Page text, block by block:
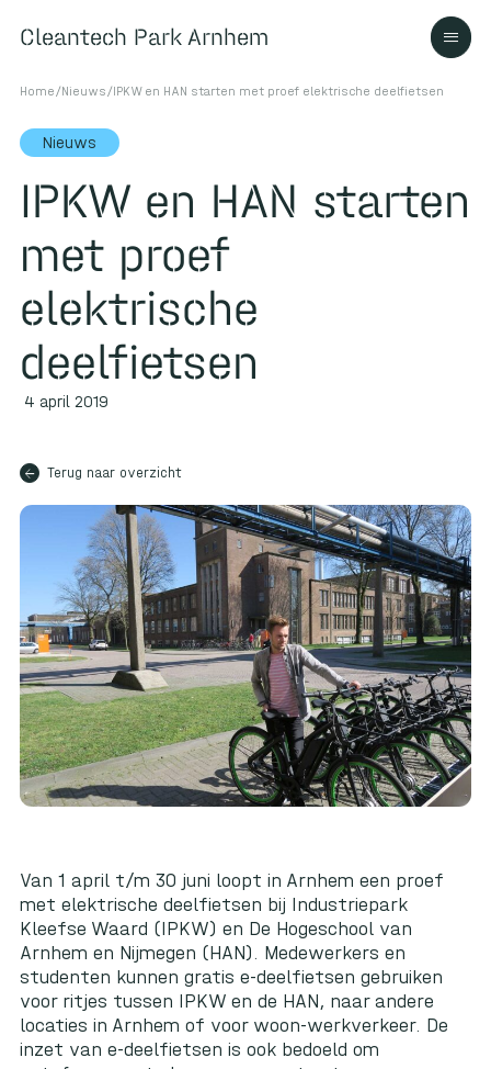
Cleantech Park Arnhem
Home /Nieuws /IPKW en HAN starten met proef elektrische deelfietsen
Nieuws
IPKW en HAN starten
met proef
elektrische
deelfietsen
4 april 2019
arrow_back Terug naar overzicht
Van 1 april t/m 30 juni loopt in Arnhem een proef
met elektrische deelfietsen bij Industriepark
Kleefse Waard (IPKW) en De Hogeschool van
Arnhem en Nijmegen (HAN). Medewerkers en
studenten kunnen gratis e-deelfietsen gebruiken
voor ritjes tussen IPKW en de HAN, naar andere
locaties in Arnhem of voor woon-werkverkeer. De
inzet van e-deelfietsen is ook bedoeld om
Cleantech Park Arnhem
Over
Ecosysteem
Contact